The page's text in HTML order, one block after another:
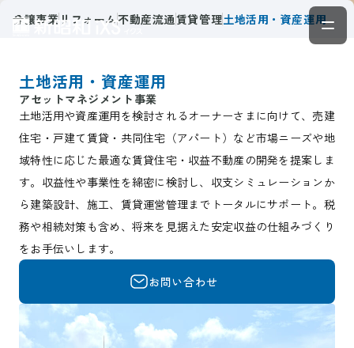
分譲事業 リフォーム不動産流通賃貸管理土地活用・資産運用
土地活用・資産運用
アセットマネジメント事業
土地活用や資産運用を検討されるオーナーさまに向けて、売建
住宅・戸建て賃貸・共同住宅（アパート）など市場ニーズや地
域特性に応じた最適な賃貸住宅・収益不動産の開発を提案しま
す。収益性や事業性を綿密に検討し、収支シミュレーションか
ら建築設計、施工、賃貸運営管理までトータルにサポート。税
務や相続対策も含め、将来を見据えた安定収益の仕組みづくり
をお手伝いします。
お問い合わせ